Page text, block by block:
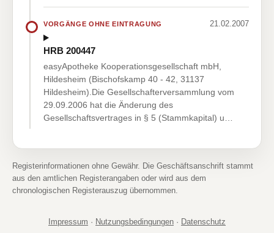
VORGÄNGE OHNE EINTRAGUNG 21.02.2007
HRB 200447
easyApotheke Kooperationsgesellschaft mbH,
Hildesheim (Bischofskamp 40 - 42, 31137
Hildesheim).Die Gesellschafterversammlung vom
29.09.2006 hat die Änderung des
Gesellschaftsvertrages in § 5 (Stammkapital) u…
Registerinformationen ohne Gewähr. Die Geschäftsanschrift stammt
aus den amtlichen Registerangaben oder wird aus dem
chronologischen Registerauszug übernommen.
Impressum · Nutzungsbedingungen · Datenschutz